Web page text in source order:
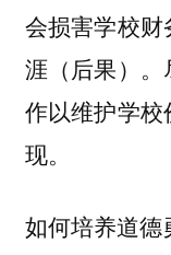
会损害学校
涯（后果）
作以维护学
现。
如何培养道德